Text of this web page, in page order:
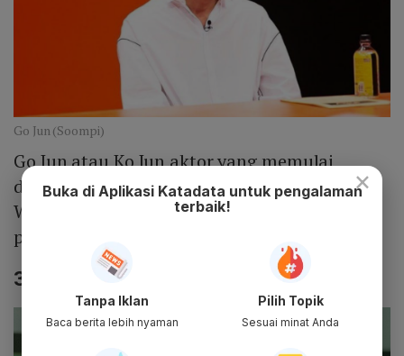
Go Jun (Soompi)
Go Jun atau Ko Jun aktor yang memulai
debutnya pada tahun 2001 melalui film
Wanee and Junah. Pada drama ini, ia mengisi
peran tokoh No Sang Cheol.
3. Go Bo Gyeol
×
Buka di Aplikasi Katadata untuk pengalaman
terbaik!
Tanpa Iklan
Baca berita lebih nyaman
Pilih Topik
Sesuai minat Anda